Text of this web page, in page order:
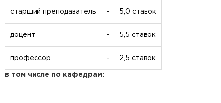
старший преподаватель - 5,0 ставок
доцент - 5,5 ставок
профессор - 2,5 ставок
в том числе по кафедрам: